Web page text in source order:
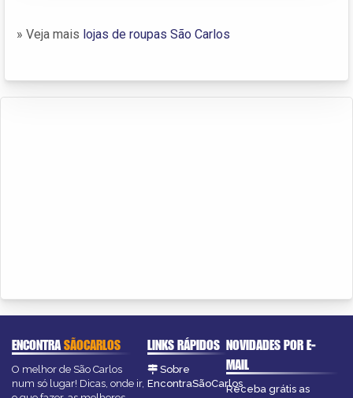
» Veja mais lojas de roupas São Carlos
ENCONTRASÃOCARLOS
O melhor de São Carlos
num só lugar! Dicas, onde ir,
LINKS RÁPIDOS
Sobre
EncontraSãoCarlos
NOVIDADES POR E-
MAIL
Receba grátis as